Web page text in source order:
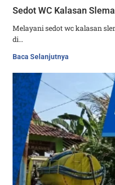
Melayani sedot wc kalasan
di…
Baca Selanjutnya